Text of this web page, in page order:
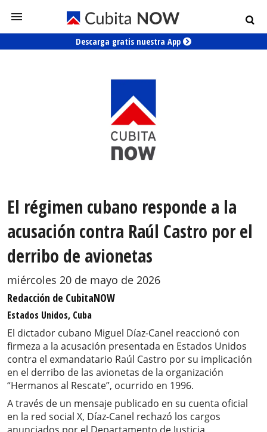
Descarga gratis nuestra App
El régimen cubano responde a la
acusación contra Raúl Castro por el
derribo de avionetas
miércoles 20 de mayo de 2026
Redacción de CubitaNOW
Estados Unidos, Cuba
El dictador cubano Miguel Díaz-Canel reaccionó con
firmeza a la acusación presentada en Estados Unidos
contra el exmandatario Raúl Castro por su implicación
en el derribo de las avionetas de la organización
“Hermanos al Rescate”, ocurrido en 1996.
A través de un mensaje publicado en su cuenta oficial
en la red social X, Díaz-Canel rechazó los cargos